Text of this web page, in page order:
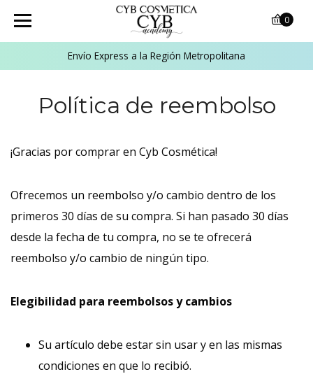
Envío Express a la Región Metropolitana
0
Política de reembolso
¡Gracias por comprar en Cyb Cosmética!
Ofrecemos un reembolso y/o cambio dentro de los
primeros 30 días de su compra. Si han pasado 30 días
desde la fecha de tu compra, no se te ofrecerá
reembolso y/o cambio de ningún tipo.
Elegibilidad para reembolsos y cambios
Su artículo debe estar sin usar y en las mismas
condiciones en que lo recibió.